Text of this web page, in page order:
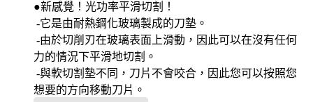
●新感覺！光功率平滑切割！
-它是由耐熱鋼化玻璃製成的刀墊。
-由於切削刃在玻璃表面上滑動，因此可以在沒有任何
力的情況下平滑地切割。
-與軟切割墊不同，刀片不會咬合，因此您可以按照您
想要的方向移動刀片。